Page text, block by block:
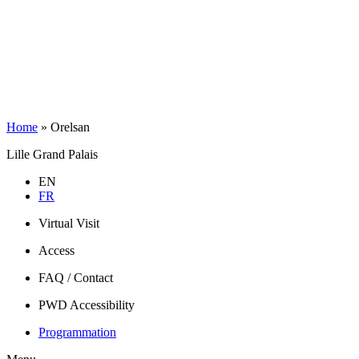
Home » Orelsan
Lille Grand Palais
EN
FR
Virtual Visit
Access
FAQ / Contact
PWD Accessibility
Programmation